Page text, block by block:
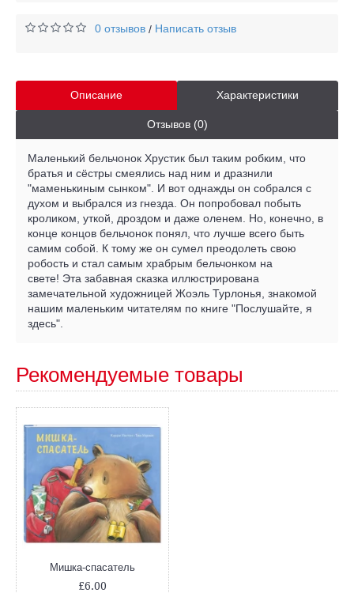
0 отзывов / Написать отзыв
Описание Характеристики
Отзывов (0)
Маленький бельчонок Хрустик был таким робким, что
братья и сёстры смеялись над ним и дразнили
"маменькиным сынком". И вот однажды он собрался с
духом и выбрался из гнезда. Он попробовал побыть
кроликом, уткой, дроздом и даже оленем. Но, конечно, в
конце концов бельчонок понял, что лучше всего быть
самим собой. К тому же он сумел преодолеть свою
робость и стал самым храбрым бельчонком на
свете! Эта забавная сказка иллюстрирована
замечательной художницей Жоэль Турлонья, знакомой
нашим маленьким читателям по книге "Послушайте, я
здесь".
Рекомендуемые товары
Мишка-спасатель
£6.00